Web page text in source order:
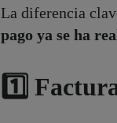
La diferencia
pago ya se ha
1️⃣